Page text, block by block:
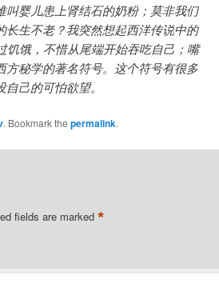
婴儿患上肾结石的奶粉；莫非我们
生不老？我突然想起西洋传说中的
饥饿，不惜从尾端开始吞吃自己；嘴
秘学的著名符号。这个符号有很多
己的可怕欲望。
. Bookmark the permalink.
fields are marked *